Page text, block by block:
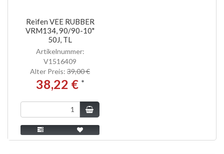
Reifen VEE RUBBER
VRM134, 90/90-10"
50J, TL
Artikelnummer:
V1516409
Alter Preis: 39,00 €
38,22 € *